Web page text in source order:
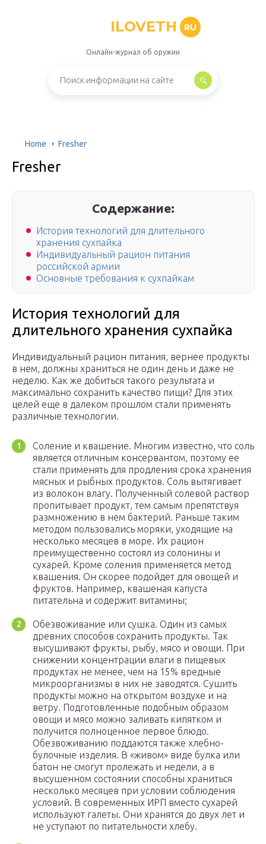
ILOVETH RU
Онлайн-журнал об оружии
Home Fresher
Fresher
Содержание:
История технологий для длительного
хранения сухпайка
Индивидуальный рацион питания
российской армии
Основные требования к сухпайкам
История технологий для
длительного хранения сухпайка
Индивидуальный рацион питания, вернее продукты
в нем, должны храниться не один день и даже не
неделю. Как же добиться такого результата и
максимально сохранить качество пищи? Для этих
целей еще в далеком прошлом стали применять
различные технологии.
Соление и квашение. Многим известно, что соль
является отличным консервантом, поэтому ее
стали применять для продления срока хранения
мясных и рыбных продуктов. Соль вытягивает
из волокон влагу. Полученный солевой раствор
пропитывает продукт, тем самым препятствуя
размножению в нем бактерий. Раньше таким
методом пользовались моряки, уходящие на
несколько месяцев в море. Их рацион
преимущественно состоял из солонины и
сухарей. Кроме соления применяется метод
квашения. Он скорее подойдет для овощей и
фруктов. Например, квашеная капуста
питательна и содержит витамины;
Обезвоживание или сушка. Один из самых
древних способов сохранить продукты. Так
высушивают фрукты, рыбу, мясо и овощи. При
снижении концентрации влаги в пищевых
продуктах не менее, чем на 15% вредные
микроорганизмы в них не заводятся. Сушить
продукты можно на открытом воздухе и на
ветру. Подготовленные подобным образом
овощи и мясо можно заливать кипятком и
получится полноценное первое блюдо.
Обезвоживанию поддаются также хлебно-
булочные изделия. В «живом» виде булка или
батон не смогут пролежать и недели, а в
высушенном состоянии способны храниться
несколько месяцев при условии соблюдения
условий. В современных ИРП вместо сухарей
используют галеты. Они хранятся до двух лет и
не уступают по питательности хлебу.